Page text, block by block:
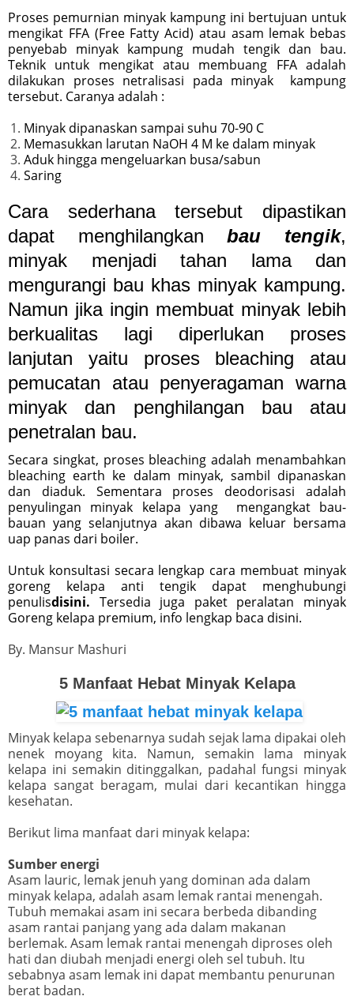
Proses pemurnian minyak kampung ini bertujuan untuk
mengikat FFA (Free Fatty Acid) atau asam lemak bebas
penyebab minyak kampung mudah tengik dan bau.
Teknik untuk mengikat atau membuang FFA adalah
dilakukan proses netralisasi pada minyak kampung
tersebut. Caranya adalah :
Minyak dipanaskan sampai suhu 70-90 C
Memasukkan larutan NaOH 4 M ke dalam minyak
Aduk hingga mengeluarkan busa/sabun
Saring
Cara sederhana tersebut dipastikan
dapat menghilangkanbau tengik,
minyak menjadi tahan lama dan
mengurangi bau khas minyak kampung.
Namun jika ingin membuat minyak lebih
berkualitas lagi diperlukan proses
lanjutan yaitu proses bleaching atau
pemucatan atau penyeragaman warna
minyak dan penghilangan bau atau
penetralan bau.
Secara singkat, proses bleaching adalah menambahkan
bleaching earth ke dalam minyak, sambil dipanaskan
dan diaduk. Sementara proses deodorisasi adalah
penyulingan minyak kelapa yang mengangkat bau-
bauan yang selanjutnya akan dibawa keluar bersama
uap panas dari boiler.
Untuk konsultasi secara lengkap cara membuat minyak
goreng kelapa anti tengik dapat menghubungi
penulisdisini. Tersedia juga paket peralatan minyak
Goreng kelapa premium, info lengkap baca disini.
By. Mansur Mashuri
5 Manfaat Hebat Minyak Kelapa
Minyak kelapa sebenarnya sudah sejak lama dipakai oleh
nenek moyang kita. Namun, semakin lama minyak
kelapa ini semakin ditinggalkan, padahal fungsi minyak
kelapa sangat beragam, mulai dari kecantikan hingga
kesehatan.
Berikut lima manfaat dari minyak kelapa:
Sumber energi
Asam lauric, lemak jenuh yang dominan ada dalam
minyak kelapa, adalah asam lemak rantai menengah.
Tubuh memakai asam ini secara berbeda dibanding
asam rantai panjang yang ada dalam makanan
berlemak. Asam lemak rantai menengah diproses oleh
hati dan diubah menjadi energi oleh sel tubuh. Itu
sebabnya asam lemak ini dapat membantu penurunan
berat badan.